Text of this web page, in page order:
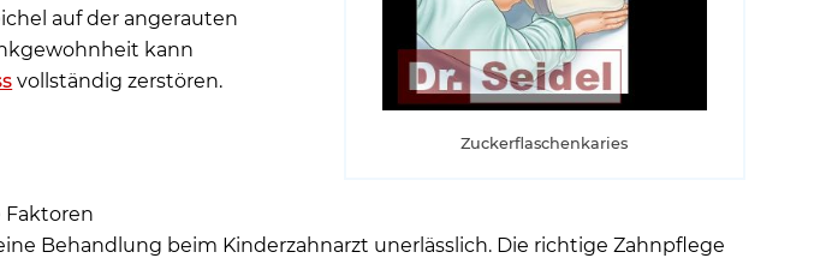
Zuckerflaschenkaries
auf der angerauten
kann
vollständig zerstören.
Faktoren
Behandlung beim Kinderzahnarzt unerlässlich. Die richtige Zahnpflege